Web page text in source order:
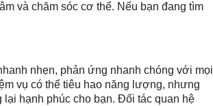
và chăm sóc cơ thể. Nếu bạn đang tìm
nhẹn, phản ứng nhanh chóng với mọi
vụ có thể tiêu hao năng lượng, nhưng
lại hạnh phúc cho bạn. Đối tác quan hệ